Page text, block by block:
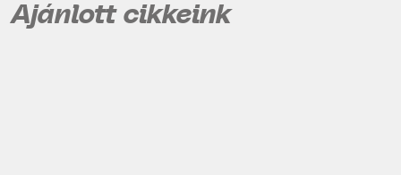
Ajánlott cikkeink